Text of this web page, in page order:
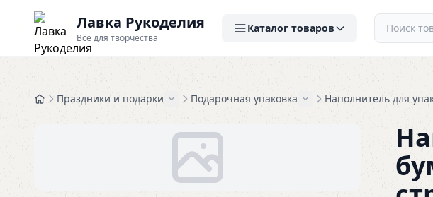
Лавка Рукоделия
Всё для творчества
Каталог товаров
Праздники и подарки Подарочная упаковка Наполнитель для